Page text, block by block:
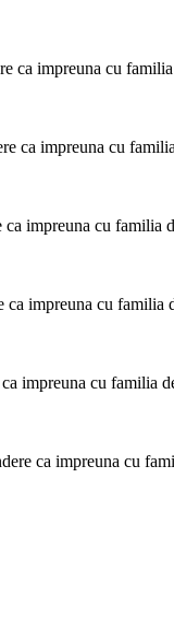
ca impreuna cu
ca impreuna cu
impreuna cu familia
impreuna cu familia
impreuna cu familia
ca impreuna cu